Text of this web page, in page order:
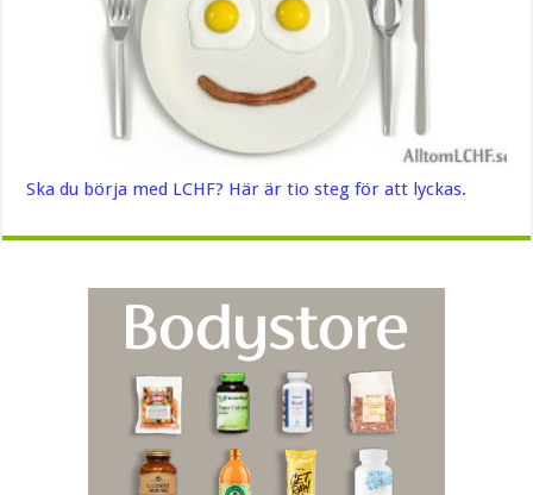
Ska du börja med LCHF? Här är tio steg för att lyckas.